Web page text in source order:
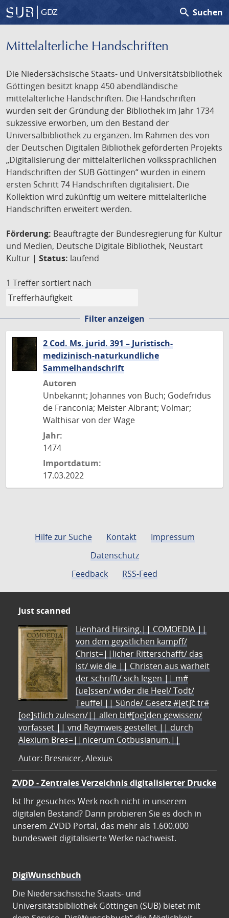
GDZ search Suchen
Mittelalterliche Handschriften
Die Niedersächsische Staats- und Universitätsbibliothek
Göttingen besitzt knapp 450 abendländische
mittelalterliche Handschriften. Die Handschriften
wurden seit der Gründung der Bibliothek im Jahr 1734
sukzessive erworben, um den Bestand der
Universalbibliothek zu ergänzen. Im Rahmen des von
der Deutschen Digitalen Bibliothek geförderten Projekts
„Digitalisierung der mittelalterlichen volkssprachlichen
Handschriften der SUB Göttingen“ wurden in einem
ersten Schritt 74 Handschriften digitalisiert. Die
Kollektion wird zukünftig um weitere mittelalterliche
Handschriften erweitert werden.
Förderung: Beauftragte der Bundesregierung für Kultur
und Medien, Deutsche Digitale Bibliothek, Neustart
Kultur | Status: laufend
1 Treffer sortiert nach
Filter anzeigen
2 Cod. Ms. jurid. 391 – Juristisch-
medizinisch-naturkundliche
Sammelhandschrift
Autoren
Unbekannt; Johannes von Buch; Godefridus
de Franconia; Meister Albrant; Volmar;
Walthisar von der Wage
Jahr:
1474
Importdatum:
17.03.2022
Hilfe zur Suche Kontakt
Impressum
Datenschutz
Feedback
RSS-Feed
Just scanned
Lienhard Hirsing.|| COMOEDIA ||
von dem geystlichen kampff/
Christ=||licher Ritterschafft/ das
ist/ wie die || Christen aus warheit
der schrifft/ sich legen || m#
[ue]ssen/ wider die Heel/ Todt/
Teuffel || Sünde/ Gesetz #[et]c̃ tr#
[oe]stlich zulesen/|| allen bl#[oe]den gewissen/
vorfasset || vnd Reymweis gestellet || durch
Alexium Bres=||nicerum Cotbusianum.||
Autor: Bresnicer, Alexius
ZVDD - Zentrales Verzeichnis digitalisierter Drucke
Ist Ihr gesuchtes Werk noch nicht in unserem
digitalen Bestand? Dann probieren Sie es doch in
unserem ZVDD Portal, das mehr als 1.600.000
bundesweit digitalisierte Werke nachweist.
DigiWunschbuch
Die Niedersächsische Staats- und
Universitätsbibliothek Göttingen (SUB) bietet mit